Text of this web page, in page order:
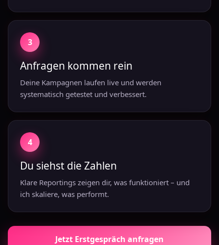
3
Anfragen kommen rein
Deine Kampagnen laufen live und werden
systematisch getestet und verbessert.
4
Du siehst die Zahlen
Klare Reportings zeigen dir, was funktioniert – und
ich skaliere, was performt.
Jetzt Erstgespräch anfragen